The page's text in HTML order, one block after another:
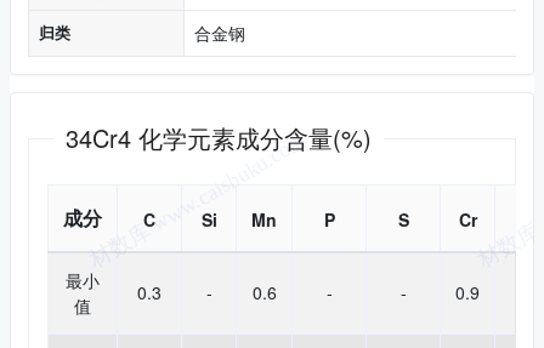
归类 合金钢
34Cr4 化学元素成分含量(%)
成分 C Si Mn P S Cr
最小
值
0.3 - 0.6 - - 0.9